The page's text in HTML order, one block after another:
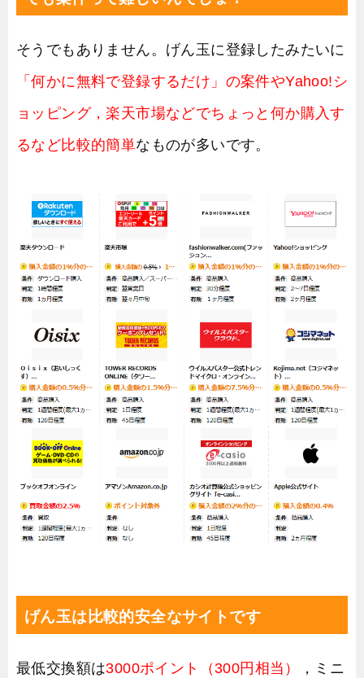
そうでもありません。げん玉に登録したみたいに
「何かに無料で登録するだけ」の案件やYahoo!シ
ョッピング，楽天市場などでちょっと何か購入す
るなど比較的簡単なものが多いです。
げん玉は比較的安全なサイトです
最低交換額は3000ポイント（300円相当）
，ミニ